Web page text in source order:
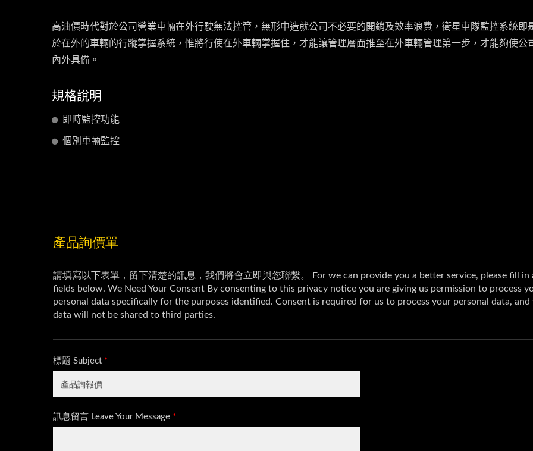
高油價時代對於公司營業車輛在外行駛無法控管，無形中造就公司不必要的開銷及效率浪費，衛星車隊監控系統即
於在外的車輛的行蹤掌握系統，惟將行使在外車輛掌握住，才能讓管理層面推至在外車輛管理第一步，才能夠使公
內外具備。
規格說明
即時監控功能
個別車輛監控